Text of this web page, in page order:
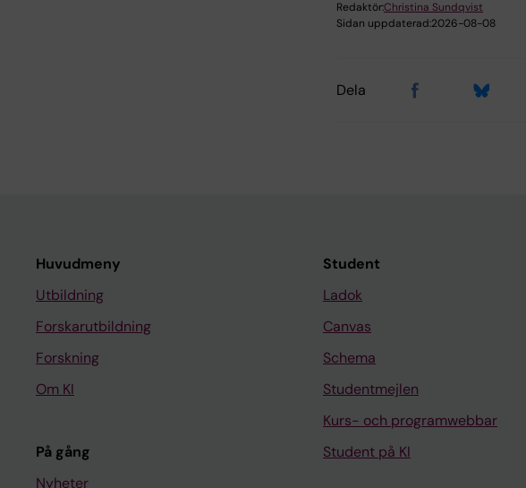
Redaktör:Christina Sundqvist
Sidan uppdaterad:2026-08-08
Dela
Huvudmeny
Utbildning
Forskarutbildning
Forskning
Om KI
På gång
Nyheter
Student
Ladok
Canvas
Schema
Studentmejlen
Kurs- och programwebbar
Student på KI